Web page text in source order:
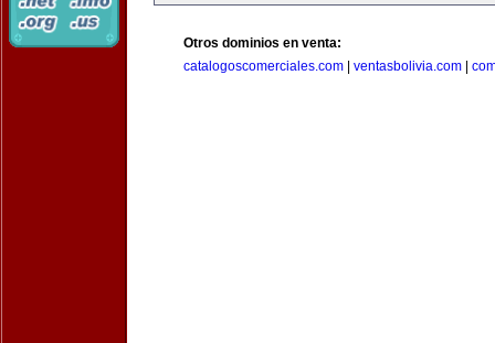
Otros dominios en venta:
catalogoscomerciales.com
ventasbolivia.com